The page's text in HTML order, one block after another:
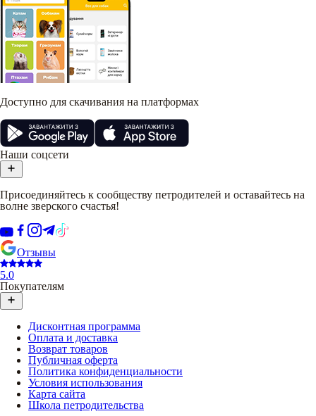
Доступно для скачивания на платформах
Наши соцсети
Присоединяйтесь к сообществу петродителей и оставайтесь на
волне зверского счастья!
Отзывы
5.0
Покупателям
Дисконтная программа
Оплата и доставка
Возврат товаров
Публичная оферта
Политика конфиденциальности
Условия использования
Карта сайта
Школа петродительства